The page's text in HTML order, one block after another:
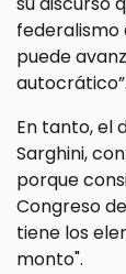
federalismo
puede
autocrático”.
En tanto, el
Sarghini,
porque
Congreso
tiene los
monto".